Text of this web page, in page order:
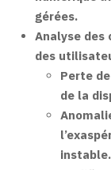
gérées.
Analyse des
des
Perte
de la
instable.